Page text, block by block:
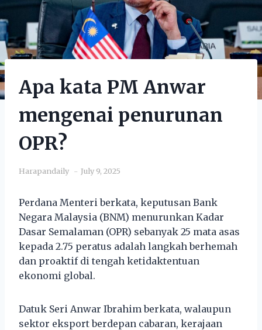
Apa kata PM Anwar
mengenai penurunan
OPR?
Harapandaily July 9, 2025
Perdana Menteri berkata, keputusan Bank
Negara Malaysia (BNM) menurunkan Kadar
Dasar Semalaman (OPR) sebanyak 25 mata asas
kepada 2.75 peratus adalah langkah berhemah
dan proaktif di tengah ketidaktentuan
ekonomi global.
Datuk Seri Anwar Ibrahim berkata, walaupun
sektor eksport berdepan cabaran, kerajaan